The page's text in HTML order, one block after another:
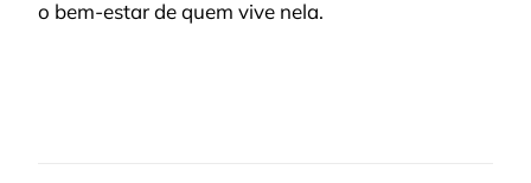
o bem-estar de quem vive nela.